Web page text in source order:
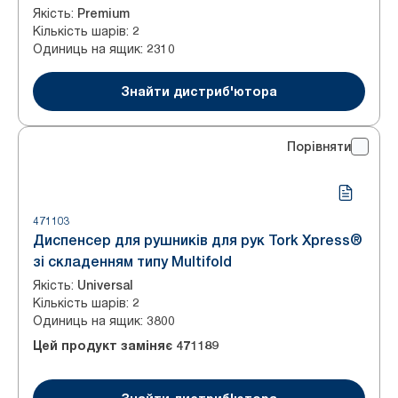
Якість: Premium
Кількість шарів: 2
Одиниць на ящик: 2310
Знайти дистриб'ютора
Порівняти
471103
Диспенсер для рушників для рук Tork Xpress®
зі складенням типу Multifold
Якість: Universal
Кількість шарів: 2
Одиниць на ящик: 3800
Цей продукт заміняє 471189